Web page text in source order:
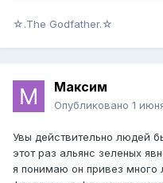
☆.The Godfather.☆
Максим
Опубликовано 1
Увы действительно людей
этот раз альянс зеленых
я понимаю он привез много